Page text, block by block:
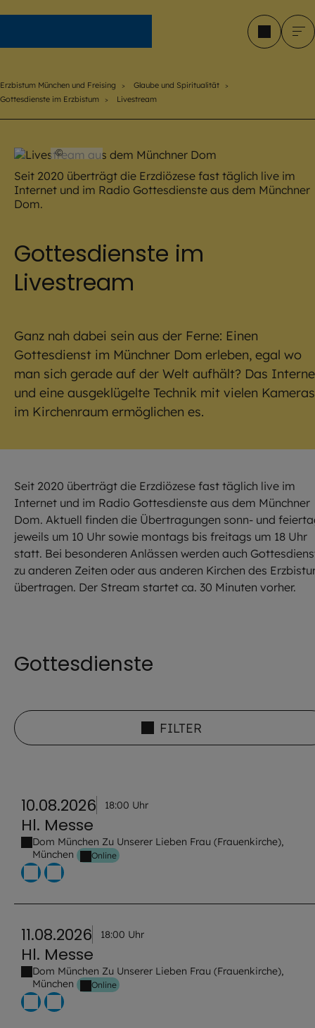
Erzbistum München und Freising
Glaube und Spiritualität
Gottesdienste im Erzbistum
Livestream
© EOM
Seit 2020 überträgt die Erzdiözese fast täglich live im
Internet und im Radio Gottesdienste aus dem Münchner
Dom.
Gottesdienste im
Livestream
Ganz nah dabei sein aus der Ferne: Einen
Gottesdienst im Münchner Dom erleben, egal wo
man sich gerade auf der Welt aufhält? Das
und eine ausgeklügelte Technik mit vielen Kameras
im Kirchenraum ermöglichen es.
Seit 2020 überträgt die Erzdiözese fast täglich live im
Internet und im Radio Gottesdienste aus dem Münchner
Dom. Aktuell finden die Übertragungen sonn- und
jeweils um 10 Uhr sowie montags bis freitags um 18 Uhr
statt. Bei besonderen Anlässen werden auch
zu anderen Zeiten oder aus anderen Kirchen des
übertragen. Der Stream startet ca. 30 Minuten vorher.
Gottesdienste
FILTER
10.08.2026 18:00 Uhr
Hl. Messe
Dom München Zu Unserer Lieben Frau (Frauenkirche),
München
Online
11.08.2026 18:00 Uhr
Hl. Messe
Dom München Zu Unserer Lieben Frau (Frauenkirche),
München
Online